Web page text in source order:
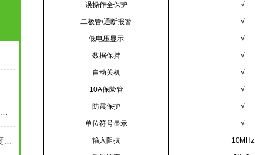
无需复杂预处理：cz-1000 粉尘检测直读仪实现现场快速读数，助力企业高效落实粉尘浓度管控
直读式粉尘浓度测量仪/粉尘浓度测试仪GH100（CCZ1000）
误操作全保护 √
二极管/通断报警 √
低电压显示 √
数据保持 √
自动关机 √
10A保险管 √
防震保护 √
单位符号显示 √
输入阻抗 10MHz